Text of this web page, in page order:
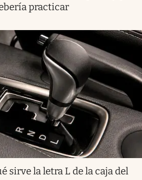
practicar
sirve la letra L de la caja del